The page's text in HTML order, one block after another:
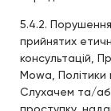
5.4.2.
прийнятих
консультацій,
Mowa, Політики
Слухачем та/